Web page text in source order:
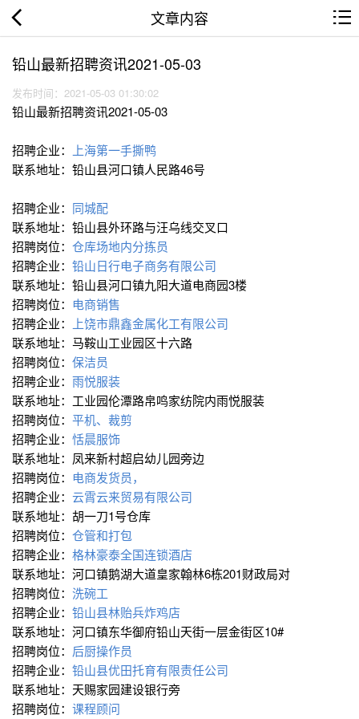
文章内容
铅山最新招聘资讯2021-05-03
发布时间：2021-05-03 01:30:02
铅山最新招聘资讯2021-05-03
招聘企业：
上海第一手撕鸭
联系地址：铅山县河口镇人民路46号
招聘企业： 同城配
联系地址：铅山县外环路与汪乌线交叉口
招聘岗位： 仓库场地内分拣员
招聘企业： 铅山日行电子商务有限公司
联系地址：铅山县河口镇九阳大道电商园3楼
招聘岗位： 电商销售
招聘企业：
上饶市鼎鑫金属化工有限公司
联系地址：马鞍山工业园区十六路
招聘岗位： 保洁员
招聘企业： 雨悦服装
联系地址：工业园伦潭路帛鸣家纺院内雨悦服装
招聘岗位： 平机、裁剪
招聘企业： 恬晨服饰
联系地址：凤来新村超启幼儿园旁边
招聘岗位： 电商发货员，
招聘企业： 云霄云来贸易有限公司
联系地址：胡一刀1号仓库
招聘岗位： 仓管和打包
招聘企业： 格林豪泰全国连锁酒店
联系地址：河口镇鹅湖大道皇家翰林6栋201财政局对
招聘岗位： 洗碗工
招聘企业： 铅山县林贻兵炸鸡店
联系地址：河口镇东华御府铅山天街一层金街区10#
招聘岗位： 后厨操作员
招聘企业： 铅山县优田托育有限责任公司
联系地址：天赐家园建设银行旁
招聘岗位： 课程顾问